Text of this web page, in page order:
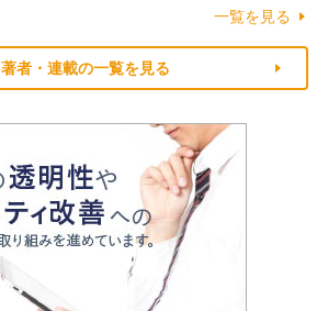
一覧を見る
著者・連載の一覧を見る